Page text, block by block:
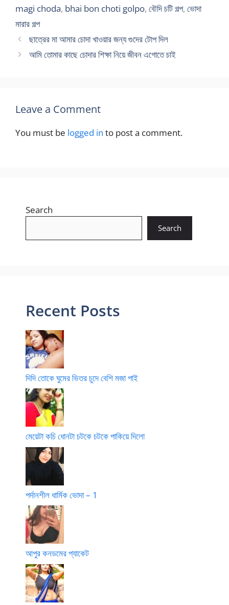
magi choda, bhai bon choti golpo, বৌদি চটি গল্প, ভোদা
মারার গল্প
ছাত্রের মা আমার চোদা খাওয়ার জন্য গুদের টোপ দিল
আমি তোমার কাছে চোদার শিক্ষা নিয়ে জীবন এগোতে চাই
Leave a Comment
You must be logged in to post a comment.
Search
Search
Recent Posts
দিদি তোকে ঘুমের ভিতর চুদে বেশি মজা পাই
মেয়েটা কচি ধোনটা চটকে চটকে পাকিয়ে দিলো
পর্দানশীল ধার্মিক ভোদা – 1
আপুর কনডমের প্যাকেট